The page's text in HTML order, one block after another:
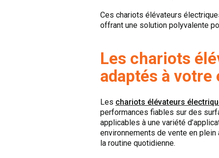
Ces chariots élévateurs
offrant une solution polyvalente
Les chariots
adaptés à
Les chariots élévateurs
performances fiables sur des
applicables à une variété
environnements de vente en
la routine quotidienne.